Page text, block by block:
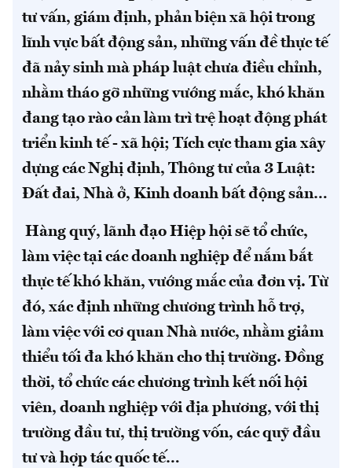
tư vấn, giám định, phản biện xã hội trong
lĩnh vực bất động sản, những vấn đề thực tế
đã nảy sinh mà pháp luật chưa điều chỉnh,
nhằm tháo gỡ những vướng mắc, khó khăn
đang tạo rào cản làm trì trệ hoạt động phát
triển kinh tế - xã hội; Tích cực tham gia xây
dựng các Nghị định, Thông tư của 3 Luật:
Đất đai, Nhà ở, Kinh doanh bất động sản…
Hàng quý, lãnh đạo Hiệp hội sẽ tổ chức,
làm việc tại các doanh nghiệp để nắm bắt
thực tế khó khăn, vướng mắc của đơn vị. Từ
đó, xác định những chương trình hỗ trợ,
làm việc với cơ quan Nhà nước, nhằm giảm
thiểu tối đa khó khăn cho thị trường. Đồng
thời, tổ chức các chương trình kết nối hội
viên, doanh nghiệp với địa phương, với thị
trường đầu tư, thị trường vốn, các quỹ đầu
tư và hợp tác quốc tế…